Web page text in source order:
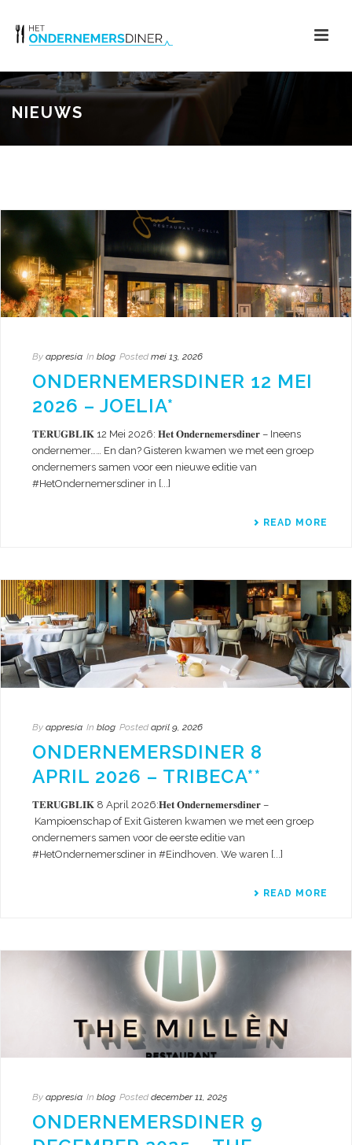
NIEUWS
By appresia In blog Posted mei 13, 2026
ONDERNEMERSDINER 12 MEI
2026 – JOELIA*
𝐓𝐄𝐑𝐔𝐆𝐁𝐋𝐈𝐊 12 Mei 2026: 𝐇𝐞𝐭 𝐎𝐧𝐝𝐞𝐫𝐧𝐞𝐦𝐞𝐫𝐬𝐝𝐢𝐧𝐞𝐫 – Ineens
ondernemer…… En dan? Gisteren kwamen we met een groep
ondernemers samen voor een nieuwe editie van
#HetOndernemersdiner in [...]
READ MORE
By appresia In blog Posted april 9, 2026
ONDERNEMERSDINER 8
APRIL 2026 – TRIBECA**
𝐓𝐄𝐑𝐔𝐆𝐁𝐋𝐈𝐊 8 April 2026:𝐇𝐞𝐭 𝐎𝐧𝐝𝐞𝐫𝐧𝐞𝐦𝐞𝐫𝐬𝐝𝐢𝐧𝐞𝐫 –
Kampioenschap of Exit Gisteren kwamen we met een groep
ondernemers samen voor de eerste editie van
#HetOndernemersdiner in #Eindhoven. We waren [...]
READ MORE
By appresia In blog Posted december 11, 2025
ONDERNEMERSDINER 9